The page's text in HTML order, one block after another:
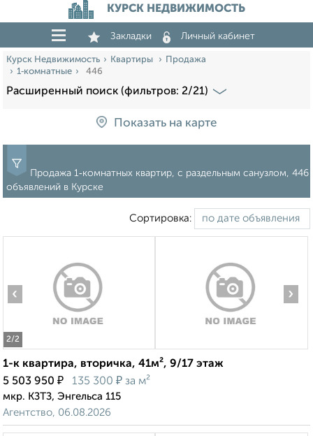
КУРСК НЕДВИЖИМОСТЬ
Закладки Личный кабинет
Курск Недвижимость Квартиры
Продажа
1‑комнатные
446
Расширенный поиск (фильтров: 2/21)
Показать на карте
Продажа 1‑комнатных квартир, с раздельным санузлом, 446
объявлений в Курске
Сортировка:
2/2
‹ ›
1-к квартира, вторичка, 41м², 9/17 этаж
5 503 950 ₽ 135 300 ₽ за м²
мкр. КЗТЗ, Энгельса 115
Агентство, 06.08.2026